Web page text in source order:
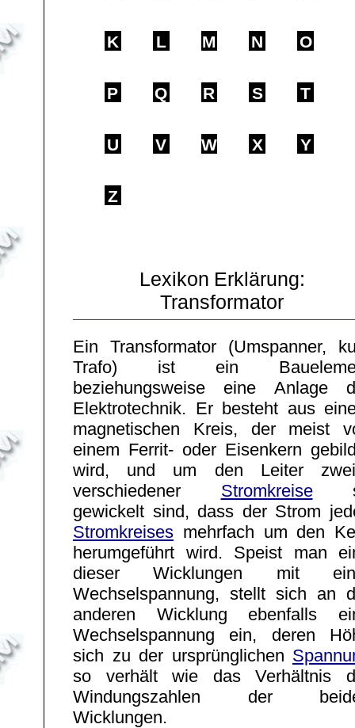
K L M N O
P Q R S T
U V W X Y
Z
Lexikon Erklärung:
Transformator
Ein Transformator (Umspanner,
Trafo) ist ein
beziehungsweise eine Anlage
Elektrotechnik. Er besteht aus
magnetischen Kreis, der meist
einem Ferrit- oder Eisenkern
wird, und um den Leiter
verschiedener Stromkreise
gewickelt sind, dass der Strom
Stromkreises mehrfach um den
herumgeführt wird. Speist man
dieser Wicklungen mit
Wechselspannung, stellt sich an
anderen Wicklung ebenfalls
Wechselspannung ein, deren
sich zu der ursprünglichen
so verhält wie das Verhältnis
Windungszahlen der
Wicklungen.